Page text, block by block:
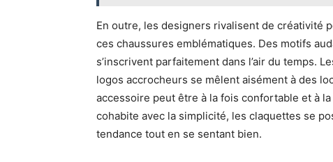
En outre, les designers rivalisent de créativité
ces chaussures emblématiques. Des motifs
s’inscrivent parfaitement dans l’air du temps.
logos accrocheurs se mêlent aisément à des
accessoire peut être à la fois confortable et à
cohabite avec la simplicité, les claquettes se
tendance tout en se sentant bien.